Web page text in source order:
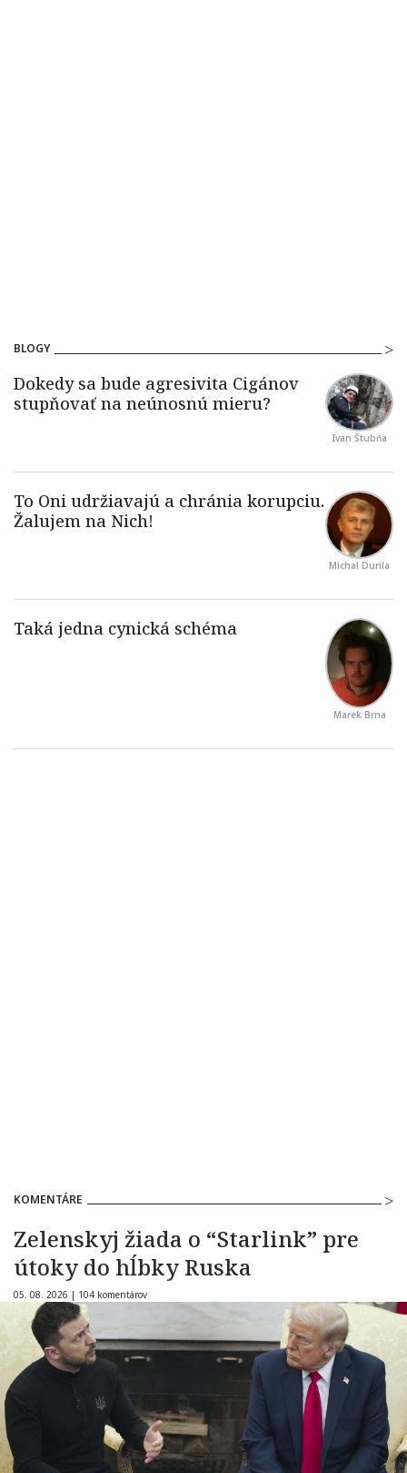
BLOGY
Ivan Štubňa
Michal Durila
Marek Brna
KOMENTÁRE
Zelenskyj žiada o “Starlink” pre
útoky do hĺbky Ruska
05. 08. 2026 | 104 komentárov